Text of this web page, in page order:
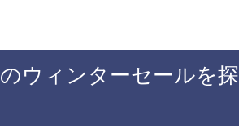
ウィンターセールを探